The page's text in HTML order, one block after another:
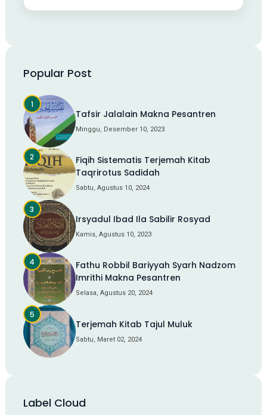
Popular Post
Tafsir Jalalain Makna Pesantren
Minggu, Desember 10, 2023
Fiqih Sistematis Terjemah Kitab
Taqrirotus Sadidah
Sabtu, Agustus 10, 2024
Irsyadul Ibad Ila Sabilir Rosyad
Kamis, Agustus 10, 2023
Fathu Robbil Bariyyah Syarh Nadzom
Imrithi Makna Pesantren
Selasa, Agustus 20, 2024
Terjemah Kitab Tajul Muluk
Sabtu, Maret 02, 2024
Label Cloud